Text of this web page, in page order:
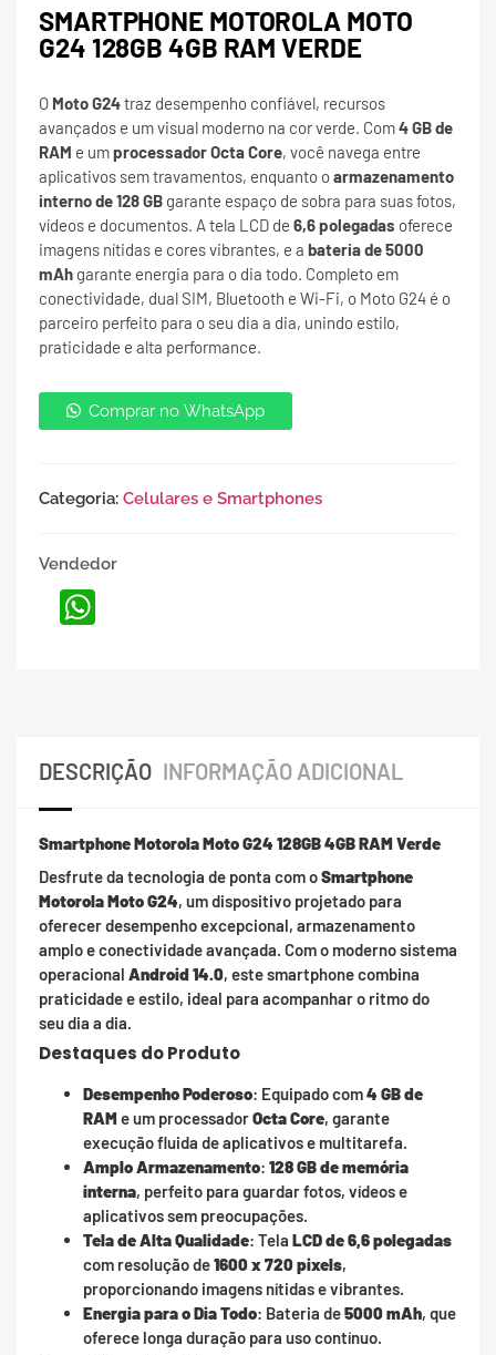
SMARTPHONE MOTOROLA MOTO
G24 128GB 4GB RAM VERDE
O Moto G24traz desempenho confiável, recursos
avançados e um visual moderno na cor verde. Com4 GB de
RAM e umprocessador Octa Core, você navega entre
aplicativos sem travamentos, enquanto oarmazenamento
interno de 128 GB garante espaço de sobra para suas fotos,
vídeos e documentos. A tela LCD de 6,6 polegadas oferece
imagens nítidas e cores vibrantes, e a bateria de 5000
mAh garante energia para o dia todo. Completo em
conectividade, dual SIM, Bluetooth e Wi-Fi, o Moto G24 é o
parceiro perfeito para o seu dia a dia, unindo estilo,
praticidade e alta performance.
Comprar no WhatsApp
Categoria: Celulares e Smartphones
Vendedor
DESCRIÇÃO INFORMAÇÃO ADICIONAL
Smartphone Motorola Moto G24 128GB 4GB RAM Verde
Desfrute da tecnologia de ponta com oSmartphone
Motorola Moto G24, um dispositivo projetado para
oferecer desempenho excepcional, armazenamento
amplo e conectividade avançada. Com o moderno sistema
operacional Android 14.0, este smartphone combina
praticidade e estilo, ideal para acompanhar o ritmo do
seu dia a dia.
Destaques do Produto
Desempenho Poderoso: Equipado com4 GB de
RAMe um processadorOcta Core, garante
execução fluida de aplicativos e multitarefa.
Amplo Armazenamento: 128 GB de memória
interna, perfeito para guardar fotos, vídeos e
aplicativos sem preocupações.
Tela de Alta Qualidade: Tela LCD de 6,6 polegadas
com resolução de1600 x 720 pixels,
proporcionando imagens nítidas e vibrantes.
Energia para o Dia Todo: Bateria de5000 mAh, que
oferece longa duração para uso contínuo.